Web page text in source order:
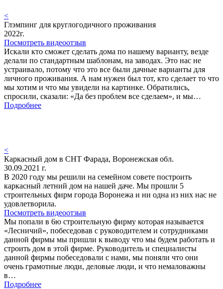
<
Глэмпинг для круглогодичного проживания
2022г.
Посмотреть видеоотзыв
Искали кто сможет сделать дома по нашему варианту, везде
делали по стандартным шаблонам, на заводах. Это нас не
устраивало, потому что это все были дачные варианты для
личного проживания. А нам нужен был тот, кто сделает то что
мы хотим и что мы увидели на картинке. Обратились,
спросили, сказали: «Да без проблем все сделаем», и мы…
Подробнее
<
Каркасный дом в СНТ Фарада, Воронежская обл.
30.09.2021 г.
В 2020 году мы решили на семейном совете построить
каркасный летний дом на нашей даче. Мы прошли 5
строительных фирм города Воронежа и ни одна из них нас не
удовлетворила.
Посмотреть видеоотзыв
Мы попали в 6ю строительную фирму которая называется
«Лесничий», побеседовав с руководителем и сотрудниками
данной фирмы мы пришли к выводу что мы будем работать и
строить дом в этой фирме. Руководитель и специалисты
данной фирмы побеседовали с нами, мы поняли что они
очень грамотные люди, деловые люди, и что немаловажны
в…
Подробнее